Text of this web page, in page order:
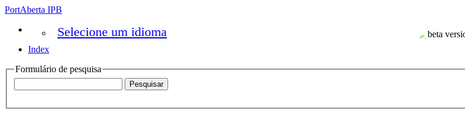
PortAberta IPB
Selecione um idioma
Index
Formulário de pesquisa